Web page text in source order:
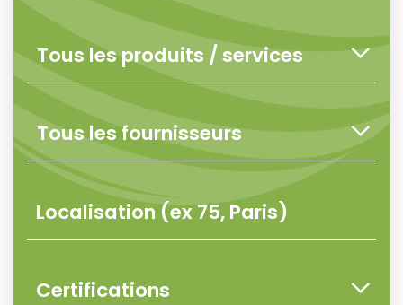
Certifications